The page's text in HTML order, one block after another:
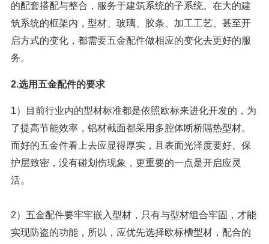
的配套搭配与整合，服务于建筑系统的子系统。在大的建
筑系统的框架内，型材、玻璃、胶条、加工工艺、甚至开
启方式的变化，都需要五金配件做相应的变化去更好的服
务。
2.选用五金配件的要求
1）目前行业内的型材标准都是依照欧标来进化开发的，为
了提高节能效率，铝材截面都采用多腔体断桥隔热型材。
而好的五金件看上去应显得厚实，且表面光泽度要好、保
护层致密，没有碰划伤现象，更重要的一点是开启应灵
活。
2）五金配件要牢牢嵌入型材，只有与型材组合牢固，才能
实现防盗的功能，所以，应优先选择欧标槽型材，配合的